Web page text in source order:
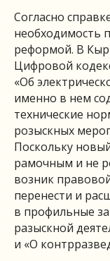
Согласно
необходимость
реформой. В
Цифровой
«Об
именно в нем
технические
розыскных
Поскольку
рамочным и не
возник
перенести и
в профильные
разыскной
и «О